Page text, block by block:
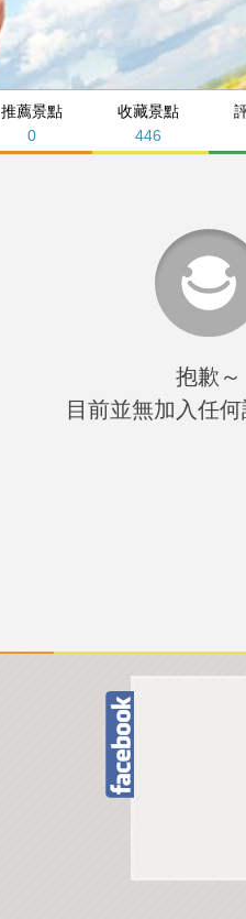
推薦景點
0
收藏景點
446
抱歉～
目前並無加入任